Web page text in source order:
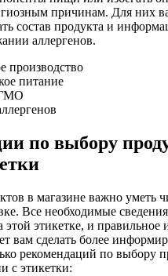
причинам. Для них
состав продукта и
аллергенов.
производство
питание
по выбору
в магазине важно уметь
Все необходимые
этикетке, и правильное
вам сделать более
рекомендаций по выбору
с этикетки: